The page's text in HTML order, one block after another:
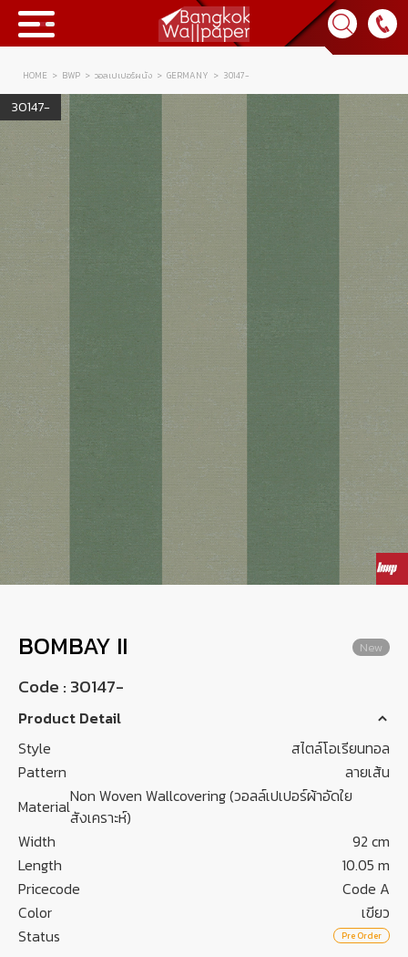
Collection
BWP
Product
Tips & Tricks
Tips & Tricks
Contact Us
About Us
Achievement
Contact Us
เข้าสู่ระบบ
Wish List
Language
EN
0-2746-8899
HOME BWP วอลเปเปอร์ผนัง GERMANY 30147-
30147-
BOMBAY II New
Code : 30147-
Product Detail
Style
สไตล์โอเรียนทอล
Pattern
ลายเส้น
MaterialNon Woven Wallcovering (วอลล์เปเปอร์ผ้าอัดใย
สังเคราะห์)
Width
92 cm
Length
10.05 m
Pricecode
Code A
Color
เขียว
Status
Pre Order